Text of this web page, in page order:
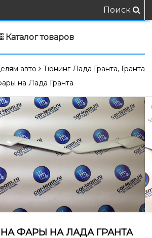
Поиск
Каталог товаров
авто
Тюнинг Лада Гранта, Гранта
на Лада Гранта
ФАРЫ НА ЛАДА ГРАНТА